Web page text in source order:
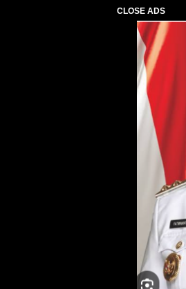
CLOSE ADS